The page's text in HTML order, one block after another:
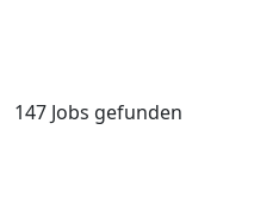
147 Jobs gefunden